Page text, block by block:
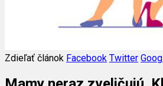
Zdieľať článok Facebook Twitter